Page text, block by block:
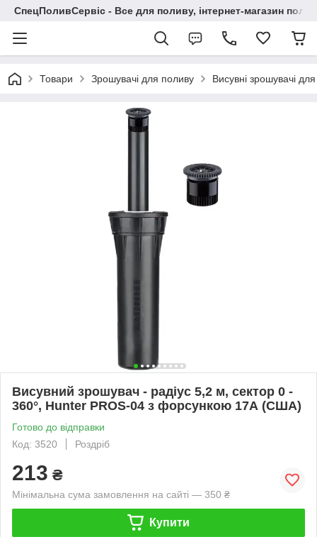
СпецПоливСервіс - Все для поливу, інтернет-магазин
Товари Зрошувачі для поливу Висувні зрошувачі
Висувний зрошувач - радіус 5,2 м, сектор 0 -
360°, Hunter PROS-04 з форсункою 17А (США)
Готово до відправки
Код: 3520
Роздріб
213 ₴
Мінімальна сума замовлення на сайті — 350 ₴
Купити